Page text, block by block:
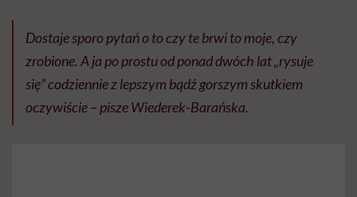
Dostaje sporo pytań o to czy te brwi to moje, czy
zrobione. A ja po prostu od ponad dwóch lat „rysuje
się” codziennie z lepszym bądź gorszym skutkiem
oczywiście – pisze Wiederek-Barańska.